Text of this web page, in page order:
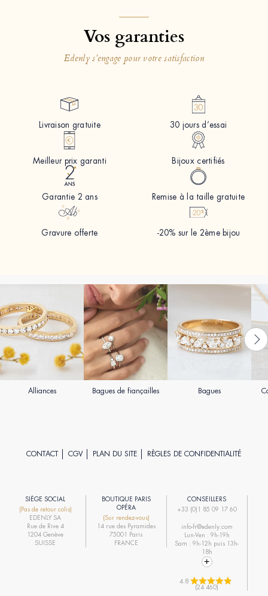
Vos garanties
Edenly s'engage pour votre satisfaction
Livraison gratuite 30 jours d’essai
Meilleur prix garanti Bijoux certifiés
Garantie 2 ans Remise à la taille gratuite
Gravure offerte -20% sur le 2ème bijou
Alliances Bagues de fiançailles Bagues
CONTACT CGV PLAN DU SITE RÈGLES DE CONFIDENTIALITÉ
SIÈGE SOCIAL
(Pas de retour colis)
EDENLY SA
Rue de Rive 4
1204 Genève
SUISSE
BOUTIQUE PARIS
OPÉRA
(Sur rendez-vous)
14 rue des Pyramides
75001 Paris
FRANCE
CONSEILLERS
+33 (0)1 85 09 17 60
info-fr@edenly.com
Lun-Ven : 9h-19h
Sam : 9h-12h puis 13h-
18h
4.8
(24 460)